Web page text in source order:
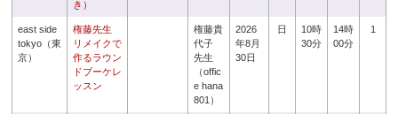
き）
east side
tokyo（東
京）
権藤先生
リメイクで
作るラウン
ドブーケレ
ッスン
権藤貴
代子
先生
（offic
e hana
801）
2026
年8月
30日
日
10時
30分
14時
00分
1